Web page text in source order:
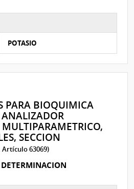
POTASIO
PARA BIOQUIMICA
SECCION
Artículo 63069)